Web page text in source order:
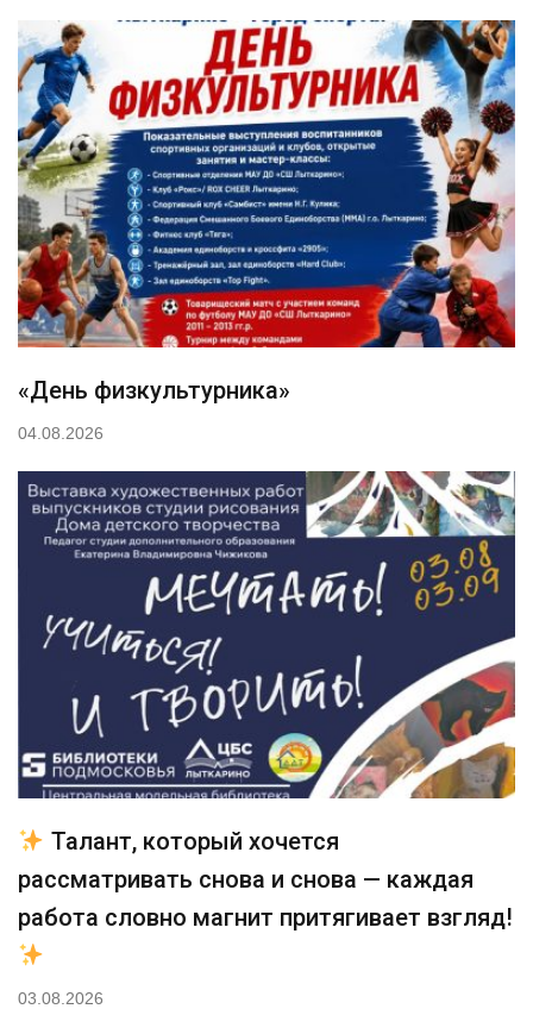
«День физкультурника»
04.08.2026
Талант, который хочется
рассматривать снова и снова — каждая
работа словно магнит притягивает взгляд!
03.08.2026